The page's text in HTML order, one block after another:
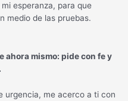
esperanza, para que
medio de las pruebas.
ahora mismo: pide con fe y
urgencia, me acerco a ti con